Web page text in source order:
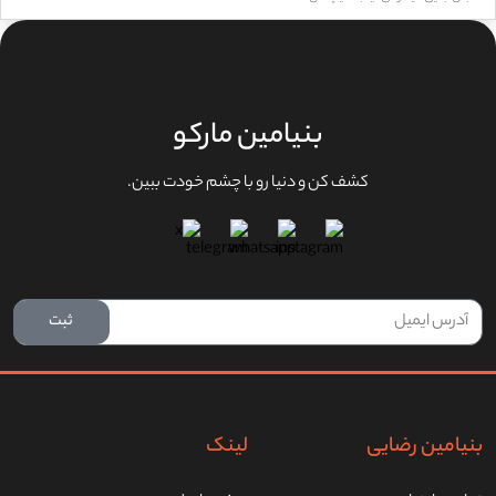
بنیامین مارکو
کشف کن و‌ دنیا رو‌ با چشم‌ خودت ببین.
ثبت
بنیامین رضایی لینک